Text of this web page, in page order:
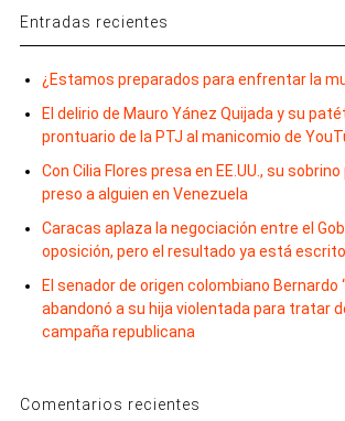
Entradas recientes
¿Estamos preparados para enfrentar la
El delirio de Mauro Yánez Quijada y su
prontuario de la PTJ al manicomio de
Con Cilia Flores presa en EE.UU., su
preso a alguien en Venezuela
Caracas aplaza la negociación entre el
oposición, pero el resultado ya está
El senador de origen colombiano Bernardo
abandonó a su hija violentada para tratar
campaña republicana
Comentarios recientes